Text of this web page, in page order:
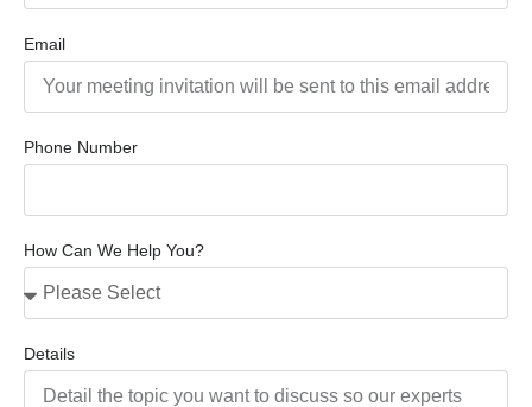
Email
Phone Number
How Can We Help You?
Details